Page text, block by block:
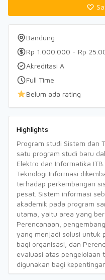
Bandung
Rp 1.000.000 - Rp
Akreditasi A
Full Time
Belum ada rating
Highlights
Program studi Sistem dan
satu program studi baru
Elektro dan Informatika
Teknologi Informasi
terhadap perkembangan
pesat. Sistem informasi
akademik pada program
utama, yaitu area yang
Perencanaan,
yang menjadi solusi untuk
bagi organisasi; dan
evaluasi atas pengelolaan
digunakan bagi